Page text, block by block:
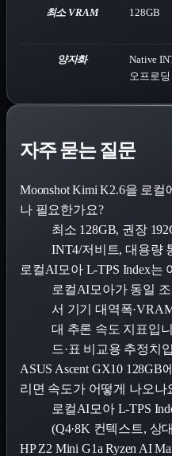
최소 VRAM 128GB
양자화
Native
오프로
자주 묻는 질문
Moonshot Kimi K2.6을 로
나 필요한가요?
최소 128GB, 권장
INT4/저비트, 대용량
로컬AI모아 L-TPS Index는
로컬AI모아가 동일
서 기기 대역폭
대 추론 속도 지표입
드·표 비교용 추정치
ASUS Ascent GX10 128GB
리면 속도가 어떻게 나오나
로컬AI모아 L-TPS
(Q4·8K 컨텍스트, 상
HP Z2 Mini G1a Ryzen AI